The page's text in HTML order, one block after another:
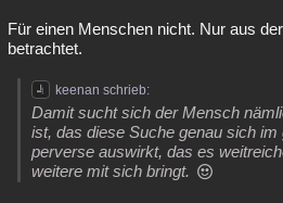
Für einen Menschen nicht. Nur aus
betrachtet.
keenan schrieb:
Damit sucht sich der Mensch
ist, das diese Suche genau sich
perverse auswirkt, das es
weitere mit sich bringt.